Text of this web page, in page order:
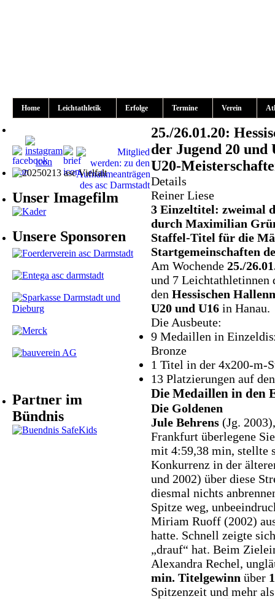
Home Leichtathletik Erfolge Termine Verein
Unser Imagefilm
Unsere Sponsoren
Partner im
Bündnis
25./26.01.20:
der Jugend 20 und
U20-
Details
Reiner Liese
3 Einzeltitel: zweimal
durch Maximilian
Staffel-Titel für die
Startgemeinschaften
Am Wochende 25./
und 7 Leichtathletinnen
den Hessischen
U20 und U16in Hanau.
Die Ausbeute:
9 Medaillen in
Bronze
1 Titel in der 4x200-m-
13 Platzierungen auf
Die Medaillen in den
Die Goldenen
Jule Behrens(Jg.
Frankfurt überlegene
mit 4:59,38 min, stellte
Konkurrenz in der
und 2002) über diese
diesmal nichts
Spitze weg,
Miriam Ruoff (2002)
hatte. Schnell zeigte
„drauf“ hat. Beim
Alexandra Rechel,
min. Titelgewinn über
Spitzenzeit und mehr